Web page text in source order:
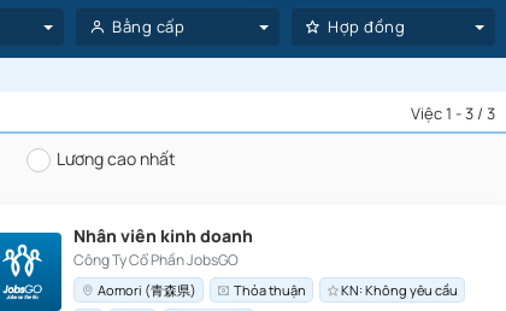
Bằng cấp Hợp đồng
Việc1 - 3 / 3
Lương cao nhất
Nhân viên kinh doanh
Công Ty Cổ Phần JobsGO
Aomori (青森県) Thỏa thuận
KN: Không yêu cầu